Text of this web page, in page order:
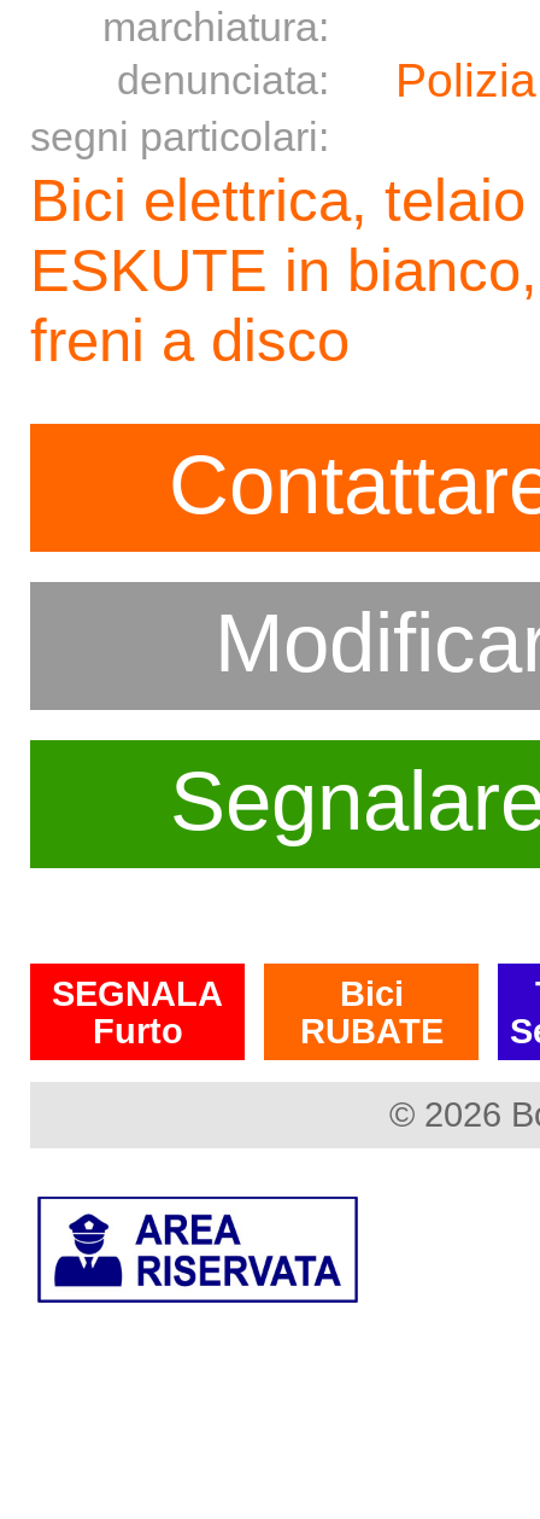
marchiatura:
denunciata:
segni particolari:
Bici elettrica,
ESKUTE in
freni a disco
SEGNALA
Furto
Bici
RUBATE
© 2026